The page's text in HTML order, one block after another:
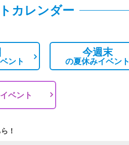
カレンダー
ント
今週末
の夏休みイベント
イベント
！